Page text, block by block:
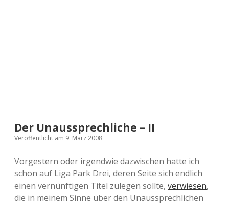
Der Unaussprechliche – II
Veröffentlicht am 9. März 2008
Vorgestern oder irgendwie dazwischen hatte ich
schon auf Liga Park Drei, deren Seite sich endlich
einen vernünftigen Titel zulegen sollte, verwiesen,
die in meinem Sinne über den Unaussprechlichen